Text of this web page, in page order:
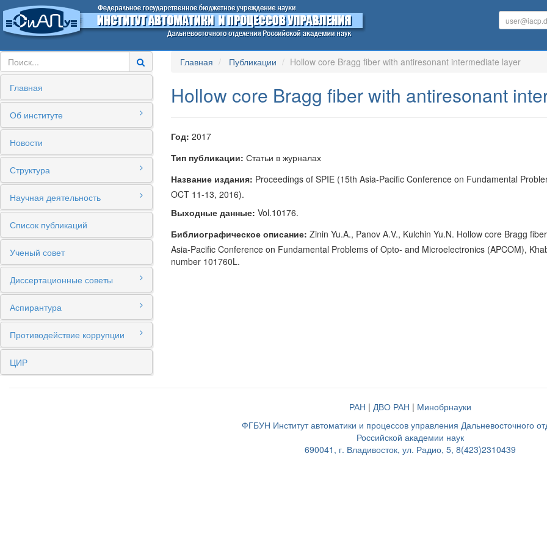
Главная
Об институте
Новости
Структура
Научная деятельность
Список публикаций
Ученый совет
Диссертационные советы
Аспирантура
Противодействие коррупции
ЦИР
Главная Публикации Hollow core Bragg fiber with antiresonant intermediate layer
Hollow core Bragg fiber with antiresonant
Год: 2017
Тип публикации: Статьи в журналах
Название издания: Proceedings of SPIE (15th Asia-Pacific Conference on Fundamental
OCT 11-13, 2016).
Выходные данные: Vol.10176.
Библиографическое описание: Zinin Yu.A., Panov A.V., Kulchin Yu.N. Hollow core Bragg
Asia-Pacific Conference on Fundamental Problems of Opto- and Microelectronics (APCOM),
number 101760L.
РАН | ДВО РАН | Минобрнауки
ФГБУН Институт автоматики и процессов управления Дальневосточного
Российской академии наук
690041, г. Владивосток, ул. Радио, 5, 8(423)2310439